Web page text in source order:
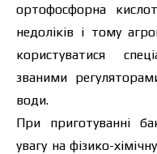
ортофосфорна
недоліків і тому
користуватися
званими
води.
При приготуванні
увагу на фізико-